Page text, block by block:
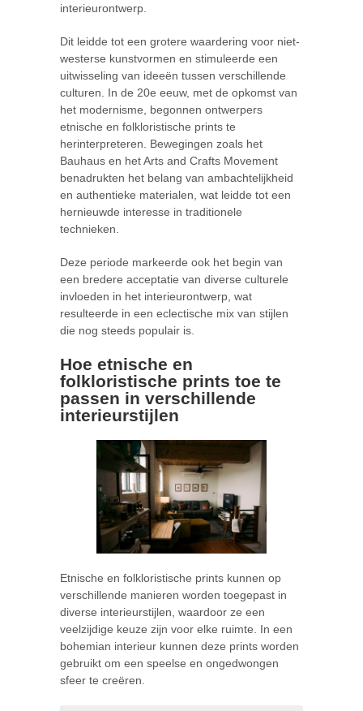
interieurontwerp.
Dit leidde tot een grotere waardering voor niet-
westerse kunstvormen en stimuleerde een
uitwisseling van ideeën tussen verschillende
culturen. In de 20e eeuw, met de opkomst van
het modernisme, begonnen ontwerpers
etnische en folkloristische prints te
herinterpreteren. Bewegingen zoals het
Bauhaus en het Arts and Crafts Movement
benadrukten het belang van ambachtelijkheid
en authentieke materialen, wat leidde tot een
hernieuwde interesse in traditionele
technieken.
Deze periode markeerde ook het begin van
een bredere acceptatie van diverse culturele
invloeden in het interieurontwerp, wat
resulteerde in een eclectische mix van stijlen
die nog steeds populair is.
Hoe etnische en
folkloristische prints toe te
passen in verschillende
interieurstijlen
Etnische en folkloristische prints kunnen op
verschillende manieren worden toegepast in
diverse interieurstijlen, waardoor ze een
veelzijdige keuze zijn voor elke ruimte. In een
bohemian interieur kunnen deze prints worden
gebruikt om een speelse en ongedwongen
sfeer te creëren.